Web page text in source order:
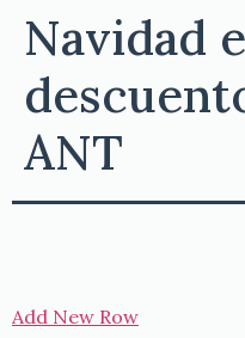
Navidad
ANT
Add New Row